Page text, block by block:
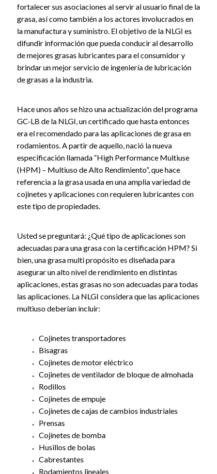
fortalecer sus asociaciones al servir al usuario final de la
grasa, así como también a los actores involucrados en
la manufactura y suministro. El objetivo de la NLGI es
difundir información que pueda conducir al desarrollo
de mejores grasas lubricantes para el consumidor y
brindar un mejor servicio de ingeniería de lubricación
de grasas a la industria.
Hace unos años se hizo una actualización del programa
GC-LB de la NLGI, un certificado que hasta entonces
era el recomendado para las aplicaciones de grasa en
rodamientos. A partir de aquello, nació la nueva
especificación llamada “High Performance Multiuse
(HPM) – Multiuso de Alto Rendimiento”, que hace
referencia a la grasa usada en una amplia variedad de
cojinetes y aplicaciones con requieren lubricantes con
este tipo de propiedades.
Usted se preguntará: ¿Qué tipo de aplicaciones son
adecuadas para una grasa con la certificación HPM? Si
bien, una grasa multi propósito es diseñada para
asegurar un alto nivel de rendimiento en distintas
aplicaciones, estas grasas no son adecuadas para todas
las aplicaciones. La NLGI considera que las aplicaciones
multiuso deberían incluir:
Cojinetes transportadores
Bisagras
Cojinetes de motor eléctrico
Cojinetes de ventilador de bloque de almohada
Rodillos
Cojinetes de empuje
Cojinetes de cajas de cambios industriales
Prensas
Cojinetes de bomba
Husillos de bolas
Cabrestantes
Rodamientos lineales